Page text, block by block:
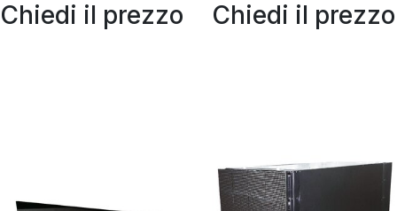
Chiedi il prezzo Chiedi il prezzo